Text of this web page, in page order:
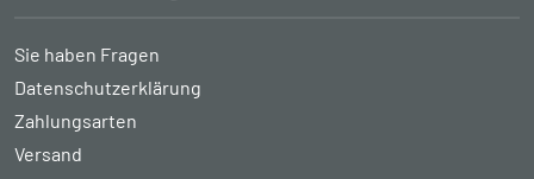
Sie haben Fragen
Datenschutzerklärung
Zahlungsarten
Versand